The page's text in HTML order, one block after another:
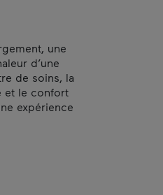
une
d’une
de soins, la
et le confort
expérience